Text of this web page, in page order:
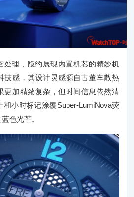
处理，隐约展现内置机芯的精妙机
技感，其设计灵感源自古董车散热
更加精致复杂，但时间信息依然清
小时标记涂覆Super-LumiNova荧
色光芒。